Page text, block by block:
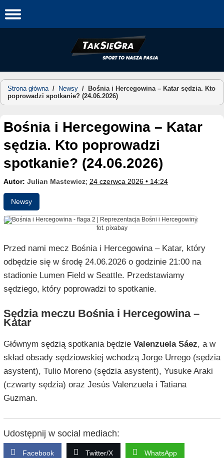
to
Strona główna/ Newsy /
Bośnia i Hercegowina – Katar sędzia. Kto
poprowadzi spotkanie? (24.06.2026)
Bośnia i Hercegowina – Katar
sędzia. Kto poprowadzi
spotkanie? (24.06.2026)
Autor: Julian Mastewicz; 24 czerwca 2026 • 14:24
Newsy
fot. pixabay
Przed nami mecz Bośnia i Hercegowina – Katar, który
odbędzie się w środę 24.06.2026 o godzinie 21:00 na
stadionie Lumen Field w Seattle. Przedstawiamy
sędziego, który poprowadzi to spotkanie.
Sędzia meczu Bośnia i Hercegowina –
Katar
Głównym sędzią spotkania będzie Valenzuela Sáez, a w
skład obsady sędziowskiej wchodzą Jorge Urrego (sędzia
asystent), Tulio Moreno (sędzia asystent), Yusuke Araki
(czwarty sędzia) oraz Jesús Valenzuela i Tatiana
Guzman.
Udostępnij w social mediach:
Facebook Twitter/X WhatsApp